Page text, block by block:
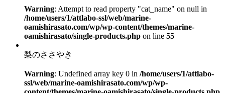
Warning: Attempt to read property "cat_name" on null in
/home/users/1/attlabo-ssl/web/marine-
oamishirasato.com/wp/wp-content/themes/marine-
oamishirasato/single-products.php on line 55
梨のささやき
Warning: Undefined array key 0 in /home/users/1/attlabo-
ssl/web/marine-oamishirasato.com/wp/wp-